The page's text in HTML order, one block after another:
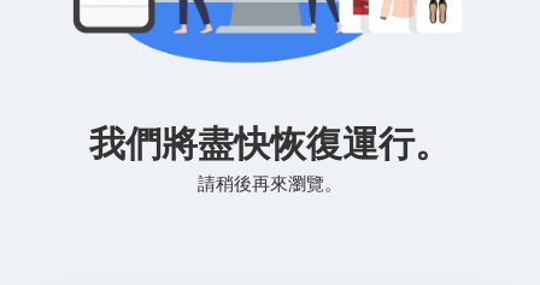
我們將盡快恢復運行。
請稍後再來瀏覽。